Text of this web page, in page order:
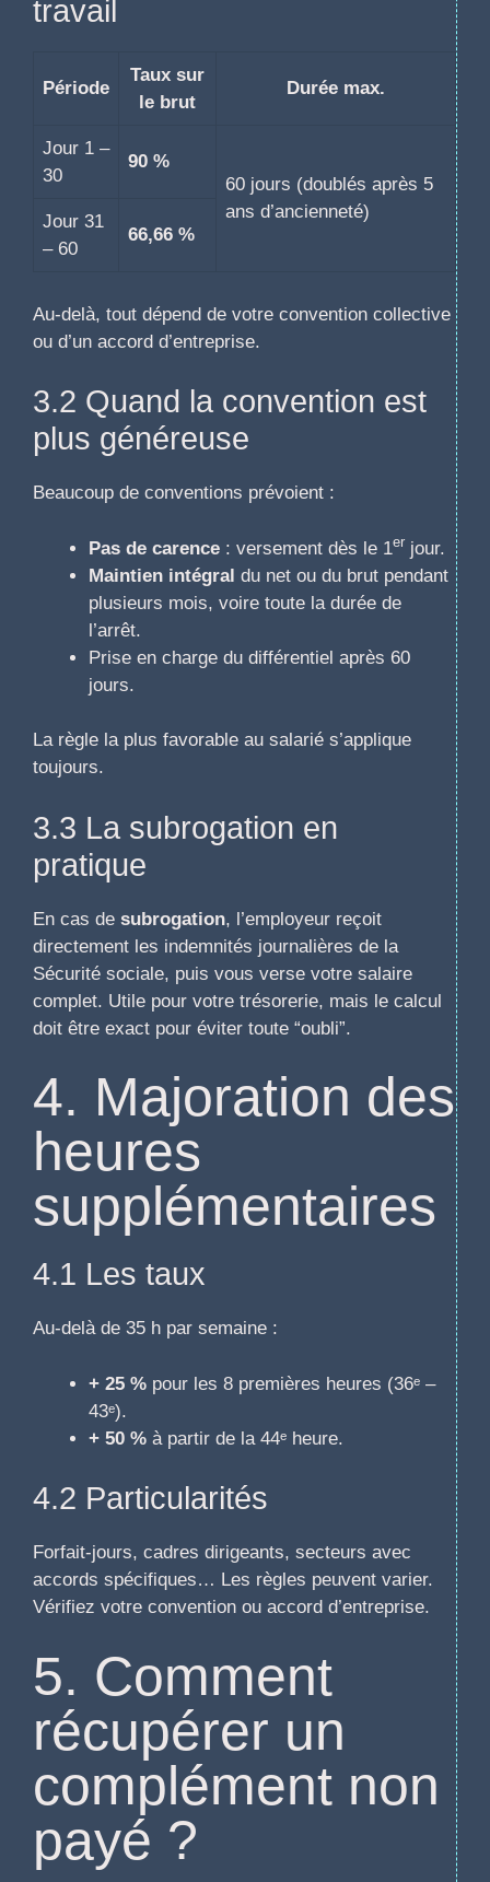
travail
Période
Taux sur
le brut
Durée max.
Jour 1 –
30
90 %
60 jours (doublés après 5
ans d’ancienneté)
Jour 31
– 60
66,66 %
Au-delà, tout dépend de votre convention collective
ou d’un accord d’entreprise.
3.2 Quand la convention est
plus généreuse
Beaucoup de conventions prévoient :
Pas de carence : versement dès le 1er jour.
Maintien intégral du net ou du brut pendant
plusieurs mois, voire toute la durée de
l’arrêt.
Prise en charge du différentiel après 60
jours.
La règle la plus favorable au salarié s’applique
toujours.
3.3 La subrogation en
pratique
En cas de subrogation, l’employeur reçoit
directement les indemnités journalières de la
Sécurité sociale, puis vous verse votre salaire
complet. Utile pour votre trésorerie, mais le calcul
doit être exact pour éviter toute “oubli”.
4. Majoration des
heures
supplémentaires
4.1 Les taux
Au-delà de 35 h par semaine :
+ 25 % pour les 8 premières heures (36ᵉ –
43ᵉ).
+ 50 % à partir de la 44ᵉ heure.
4.2 Particularités
Forfait-jours, cadres dirigeants, secteurs avec
accords spécifiques… Les règles peuvent varier.
Vérifiez votre convention ou accord d’entreprise.
5. Comment
récupérer un
complément non
payé ?